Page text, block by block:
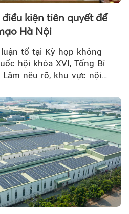
kiện tiên quyết để
Hà Nội
tổ tại Kỳ họp không
hội khóa XVI, Tổng Bí
nêu rõ, khu vực nội